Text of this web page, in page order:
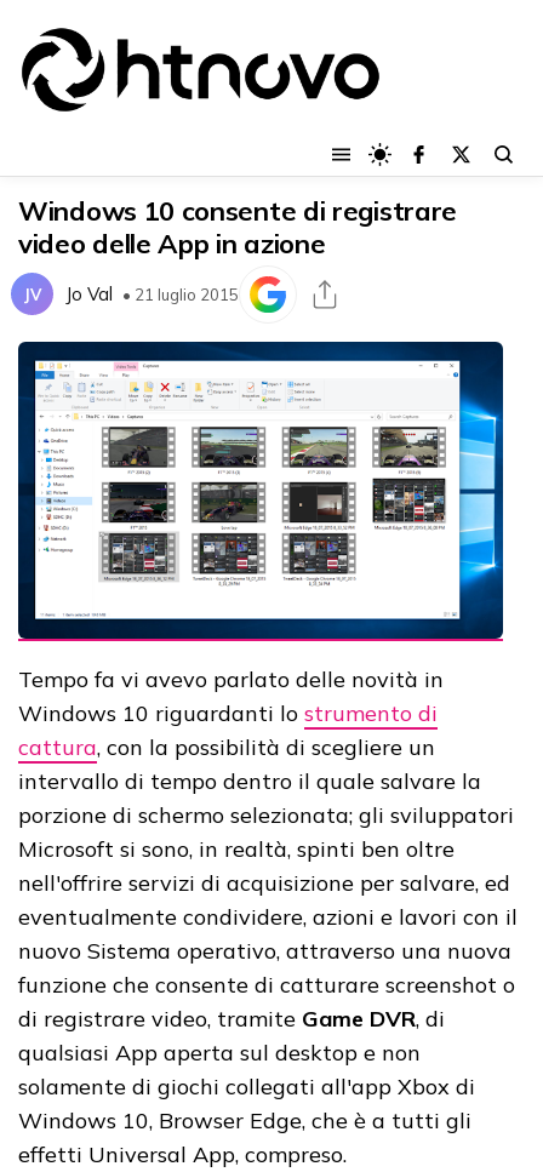
Windows 10 consente di registrare
video delle App in azione
JV Jo Val • 21 luglio 2015
Tempo fa vi avevo parlato delle novità in
Windows 10 riguardanti lo strumento di
cattura, con la possibilità di scegliere un
intervallo di tempo dentro il quale salvare la
porzione di schermo selezionata; gli sviluppatori
Microsoft si sono, in realtà, spinti ben oltre
nell'offrire servizi di acquisizione per salvare, ed
eventualmente condividere, azioni e lavori con il
nuovo Sistema operativo, attraverso una nuova
funzione che consente di catturare screenshot o
di registrare video, tramite Game DVR, di
qualsiasi App aperta sul desktop e non
solamente di giochi collegati all'app Xbox di
Windows 10, Browser Edge, che è a tutti gli
effetti Universal App, compreso.